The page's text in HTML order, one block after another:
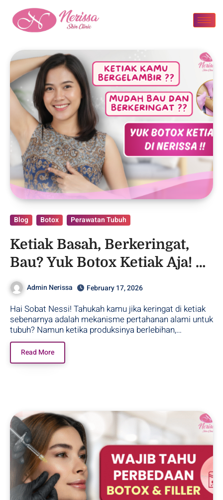
Blog Botox Perawatan Tubuh
Ketiak Basah, Berkeringat,
Bau? Yuk Botox Ketiak Aja! –
Purwodadi
Admin Nerissa February 17, 2026
Hai Sobat Nessi! Tahukah kamu jika keringat di ketiak
sebenarnya adalah mekanisme pertahanan alami untuk
tubuh? Namun ketika produksinya berlebihan,…
Read More